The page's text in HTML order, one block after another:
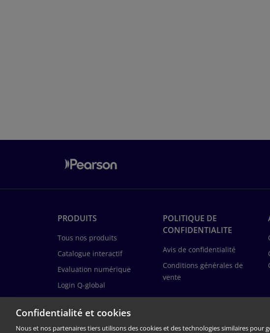
PRODUITS
Tous nos produits
Catalogue interactif
Evaluation numérique
Login Q-global
Calculatrice d'âge
POLITIQUE DE
CONFIDENTIALITE
Avis de confidentialité
Conditions générales de
vente
Confidentialité et cookies
Nous et nos partenaires tiers utilisons des cookies et des technologies similaires pour